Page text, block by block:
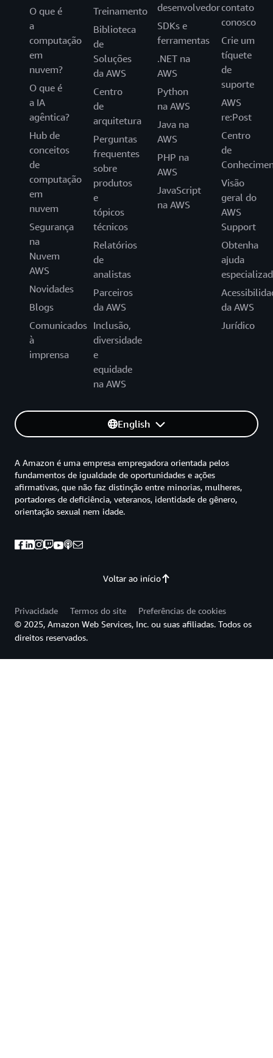
O que é
a
computação
em
nuvem?
O que é
a IA
agêntica?
Hub de
conceitos
de
computação
em
nuvem
Segurança
na
Nuvem
AWS
Novidades
Blogs
Comunicados
à
imprensa
Treinamento
Biblioteca
de
Soluções
da AWS
Centro
de
arquitetura
Perguntas
frequentes
sobre
produtos
e
tópicos
técnicos
Relatórios
de
analistas
Parceiros
da AWS
Inclusão,
diversidade
e
equidade
na AWS
desenvolvedor
SDKs e
ferramentas
.NET na
AWS
Python
na AWS
Java na
AWS
PHP na
AWS
JavaScript
na AWS
contato
conosco
Crie um
tíquete
de
suporte
AWS
re:Post
Centro
de
Visão
geral do
AWS
Support
Obtenha
ajuda
da AWS
Jurídico
English
Voltar ao início
A Amazon é uma empresa empregadora orientada pelos
fundamentos de igualdade de oportunidades e ações
afirmativas, que não faz distinção entre minorias, mulheres,
portadores de deficiência, veteranos, identidade de gênero,
orientação sexual nem idade.
Privacidade Termos do site
Preferências de cookies
© 2025, Amazon Web Services, Inc. ou suas afiliadas. Todos os
direitos reservados.